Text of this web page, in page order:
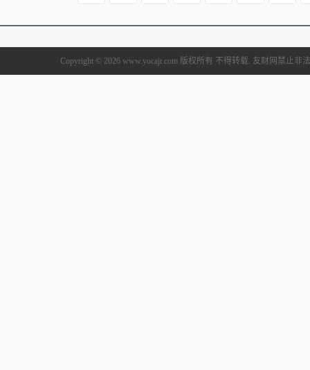
Copyright © 2026 www.yocajr.com 版权所有 不得转载. 友财网禁止非